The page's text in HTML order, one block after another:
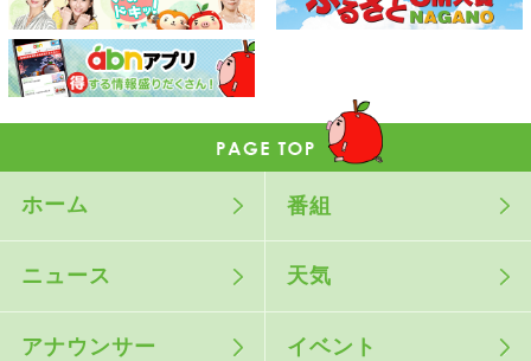
ホーム 番組
ニュース 天気
アナウンサー イベント